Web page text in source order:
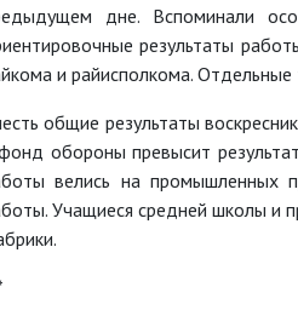
дне. Вспоминали
результаты
и райисполкома.
общие результаты
обороны превысит
велись на промышленных
Учащиеся средней школы и